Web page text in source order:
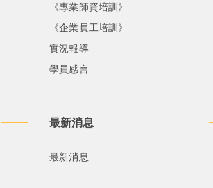
《專業師資培訓》
《企業員工培訓》
實況報導
學員感言
最新消息
最新消息